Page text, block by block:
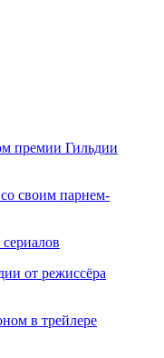
премии Гильдии
своим парнем-
от режиссёра
в трейлере